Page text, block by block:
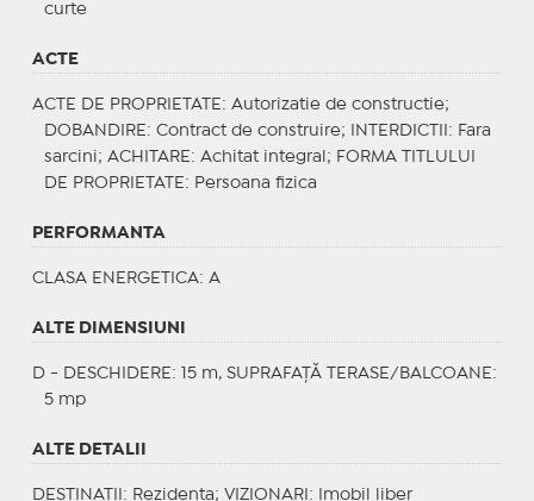
curte
ACTE
ACTE DE PROPRIETATE : Autorizatie de constructie;
DOBANDIRE : Contract de construire; INTERDICTII : Fara
sarcini; ACHITARE : Achitat integral; FORMA TITLULUI
DE PROPRIETATE : Persoana fizica
PERFORMANTA
CLASA ENERGETICA: A
ALTE DIMENSIUNI
D - DESCHIDERE: 15 m, SUPRAFAȚĂ TERASE/BALCOANE:
5 mp
ALTE DETALII
DESTINATII : Rezidenta; VIZIONARI : Imobil liber